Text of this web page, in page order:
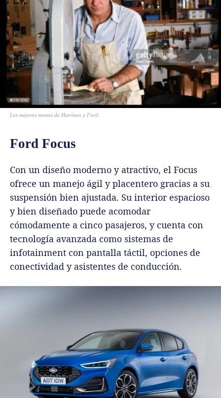
Los mejores memes de Harrison y Ford.
Ford Focus
Con un diseño moderno y atractivo, el Focus
ofrece un manejo ágil y placentero gracias a su
suspensión bien ajustada. Su interior espacioso
y bien diseñado puede acomodar
cómodamente a cinco pasajeros, y cuenta con
tecnología avanzada como sistemas de
infotainment con pantalla táctil, opciones de
conectividad y asistentes de conducción.